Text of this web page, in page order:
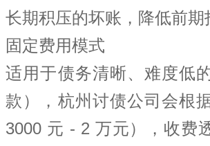
长期积压的坏账，降低前期
固定费用模式
适用于债务清晰、难度低
款），杭州讨债公司会根
3000 元 - 2 万元），收费